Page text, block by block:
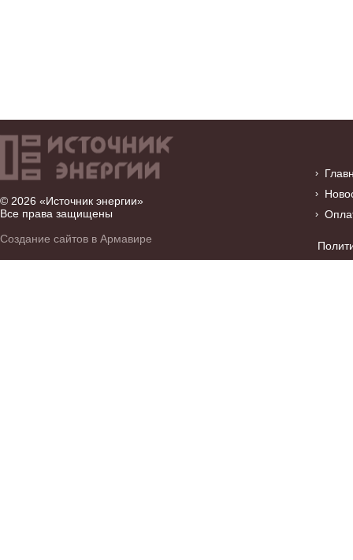
© 2026 «Источник энергии»
Все права защищены
Создание сайтов в Армавире